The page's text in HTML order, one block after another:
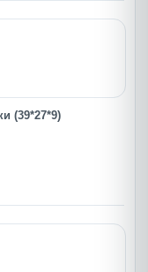
(39*27*9)